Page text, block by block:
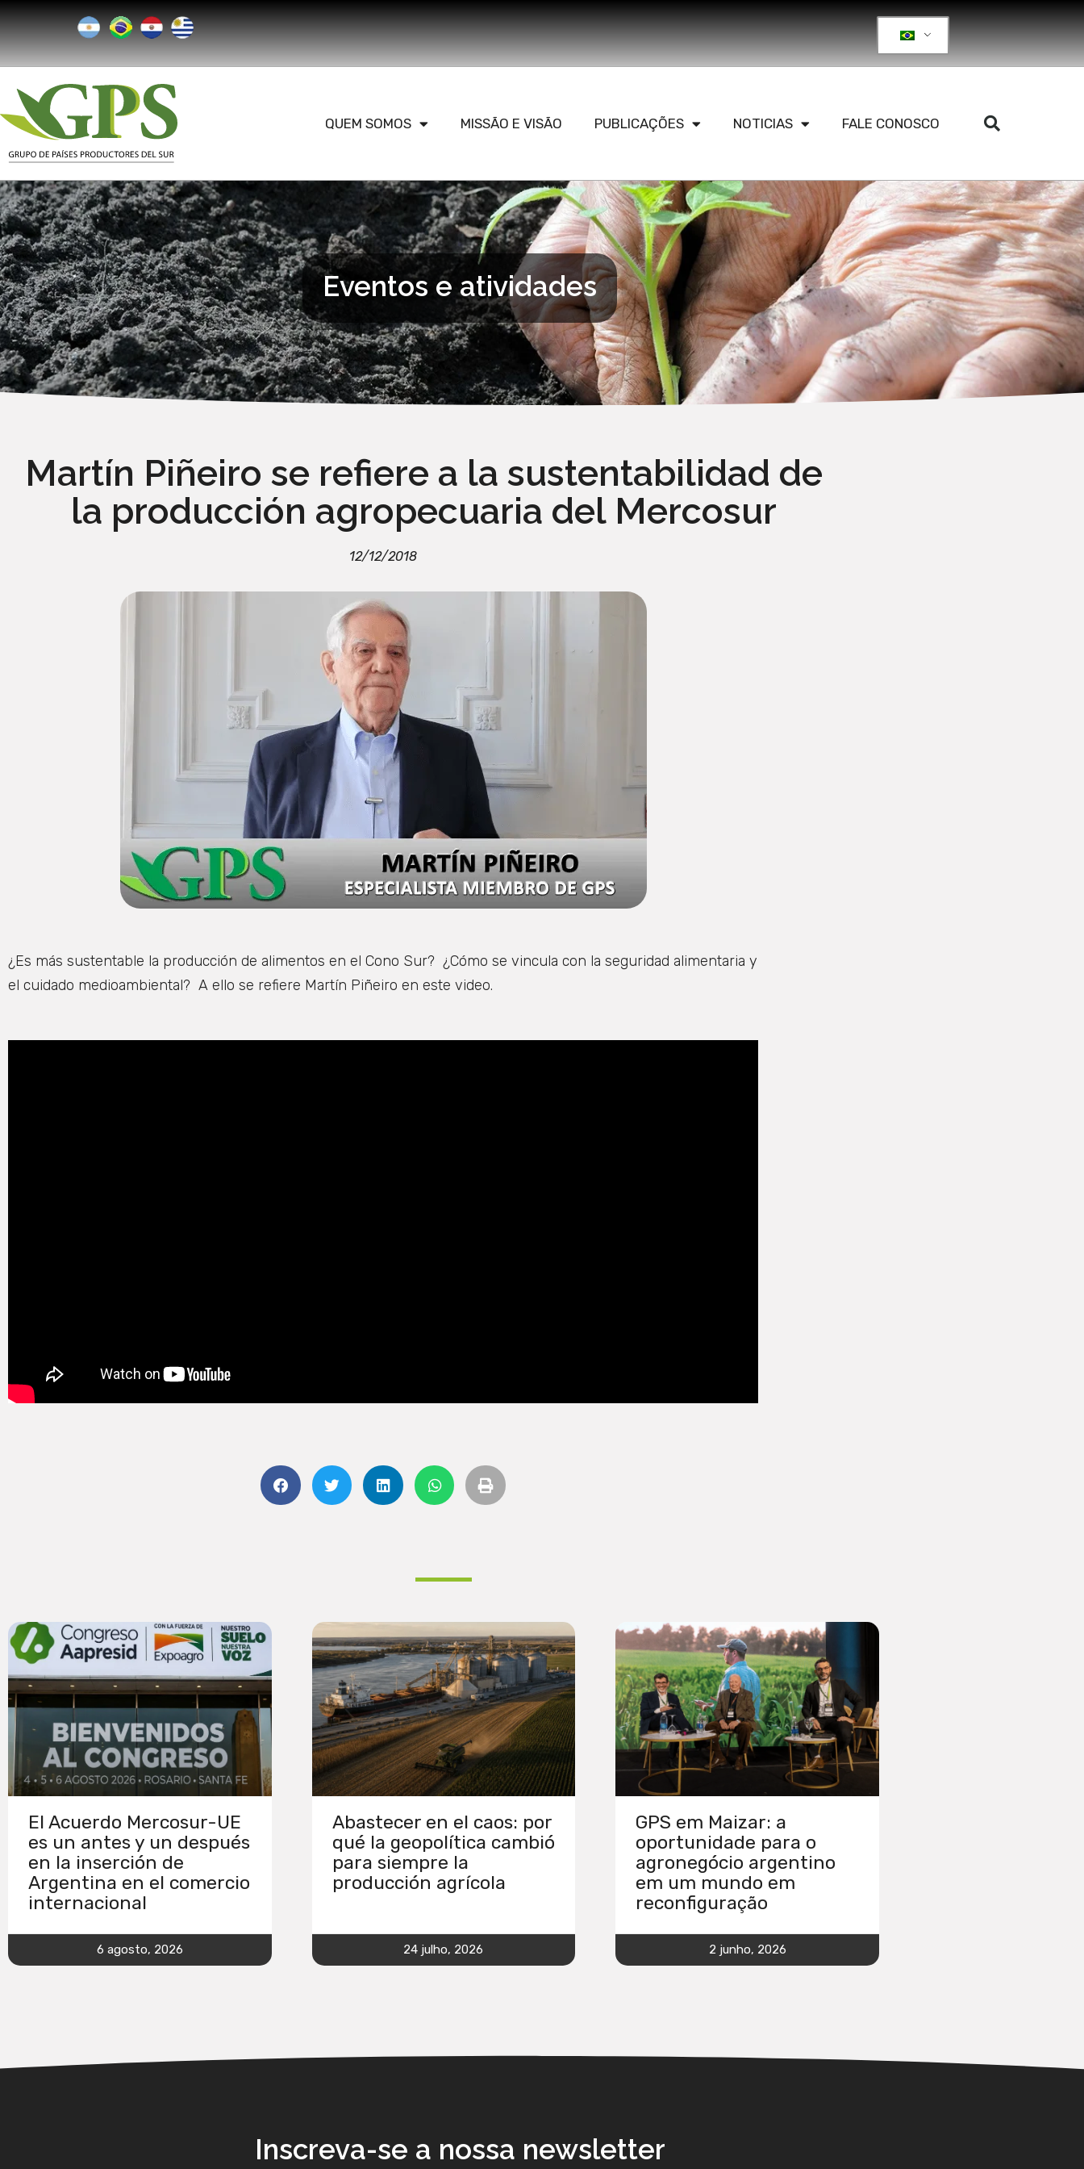
QUEM SOMOS MISSÃO E VISÃO PUBLICAÇÕES NOTICIAS FALE CONOSCO
Eventos e atividades
Martín Piñeiro se refiere a la sustentabilidad de
la producción agropecuaria del Mercosur
12/12/2018
¿Es más sustentable la producción de alimentos en el Cono Sur? ¿Cómo se vincula con la seguridad alimentaria y
el cuidado medioambiental? A ello se refiere Martín Piñeiro en este video.
El Acuerdo Mercosur-UE
es un antes y un después
en la inserción de
Argentina en el comercio
internacional
6 agosto, 2026
Abastecer en el caos: por
qué la geopolítica cambió
para siempre la
producción agrícola
24 julho, 2026
GPS em Maizar: a
oportunidade para o
agronegócio argentino
em um mundo em
reconfiguração
2 junho, 2026
Inscreva-se a nossa newsletter